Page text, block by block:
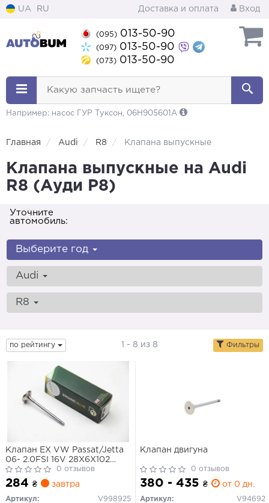
UA RU Доставка и оплата Вход
(095) 013-50-90
(097) 013-50-90
(073) 013-50-90
Какую запчасть ищете?
Например: насос ГУР Туксон, 06H905601A
Главная Audi R8 Клапана выпускные
Клапана выпускные на Audi
R8 (Ауди Р8)
Уточните
автомобиль:
Выберите год
Audi
R8
по рейтингу 1 - 8 из 8 Фильтры
Клапан EX VW Passat/Jetta
06- 2.0FSI 16V 28X6X102
AXW/AWA/BMB/BLX/BLY/BLR/AX
0 отзывов
284 ₴ завтра
Артикул:
V998925
Клапан двигуна
0 отзывов
380 - 435 ₴ от 0 дн.
Артикул:
V94692